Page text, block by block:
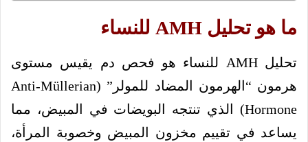
ما هو تحليل AMH للنساء
تحليل AMH للنساء هو فحص دم يقيس مستوى
هرمون “الهرمون المضاد للمولر” (Anti-Müllerian
Hormone) الذي تنتجه البويضات في المبيض، مما
يساعد في تقييم مخزون المبيض وخصوبة المرأة،